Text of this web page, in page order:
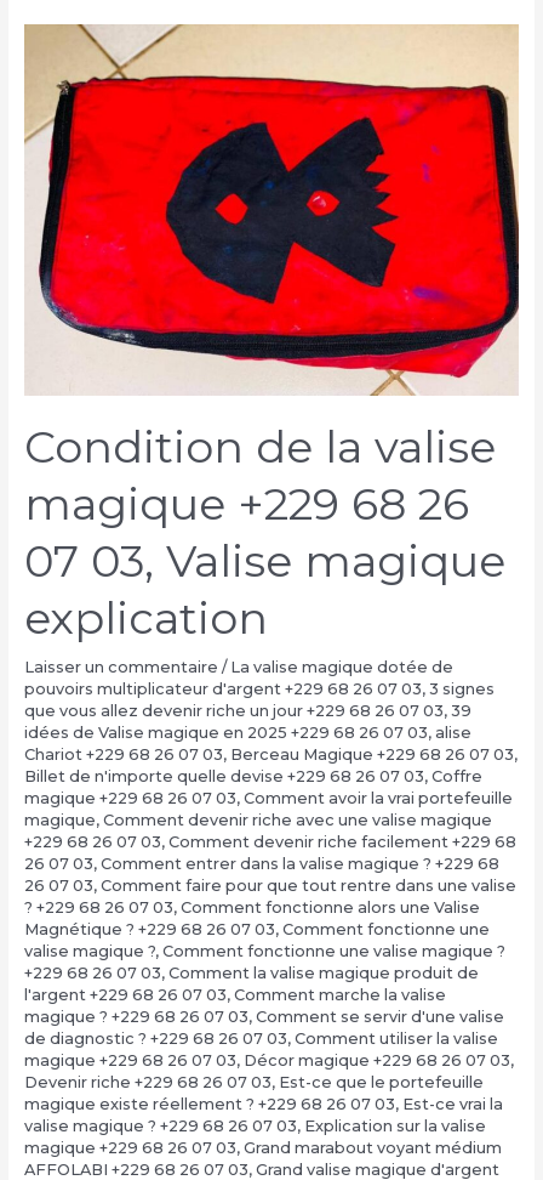
Condition de la valise
magique +229 68 26
07 03, Valise magique
explication
Laisser un commentaire / La valise magique dotée de
pouvoirs multiplicateur d'argent +229 68 26 07 03, 3 signes
que vous allez devenir riche un jour +229 68 26 07 03, 39
idées de Valise magique en 2025 +229 68 26 07 03, alise
Chariot +229 68 26 07 03, Berceau Magique +229 68 26 07 03,
Billet de n'importe quelle devise +229 68 26 07 03, Coffre
magique +229 68 26 07 03, Comment avoir la vrai portefeuille
magique, Comment devenir riche avec une valise magique
+229 68 26 07 03, Comment devenir riche facilement +229 68
26 07 03, Comment entrer dans la valise magique ? +229 68
26 07 03, Comment faire pour que tout rentre dans une valise
? +229 68 26 07 03, Comment fonctionne alors une Valise
Magnétique ? +229 68 26 07 03, Comment fonctionne une
valise magique ?, Comment fonctionne une valise magique ?
+229 68 26 07 03, Comment la valise magique produit de
l'argent +229 68 26 07 03, Comment marche la valise
magique ? +229 68 26 07 03, Comment se servir d'une valise
de diagnostic ? +229 68 26 07 03, Comment utiliser la valise
magique +229 68 26 07 03, Décor magique +229 68 26 07 03,
Devenir riche +229 68 26 07 03, Est-ce que le portefeuille
magique existe réellement ? +229 68 26 07 03, Est-ce vrai la
valise magique ? +229 68 26 07 03, Explication sur la valise
magique +229 68 26 07 03, Grand marabout voyant médium
AFFOLABI +229 68 26 07 03, Grand valise magique d'argent